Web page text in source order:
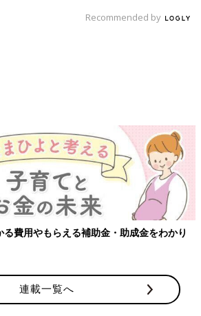
Recommended by
も】妊婦の感染症対策、知っておいて！
連載一覧へ